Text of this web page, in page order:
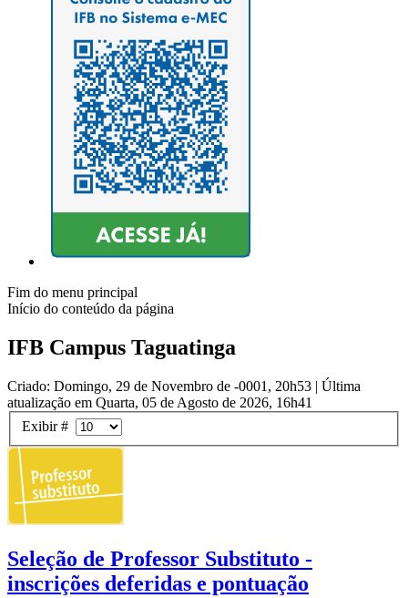
Fim do menu principal
Início do conteúdo da página
IFB Campus Taguatinga
Criado: Domingo, 29 de Novembro de -0001, 20h53 | Última
atualização em Quarta, 05 de Agosto de 2026, 16h41
Exibir #
Seleção de Professor Substituto -
inscrições deferidas e pontuação